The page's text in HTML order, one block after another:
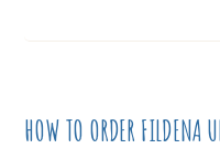
HOW TO ORDER FILDENA